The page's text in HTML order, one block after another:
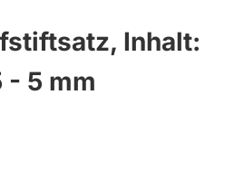
Inhalt:
- 5 mm